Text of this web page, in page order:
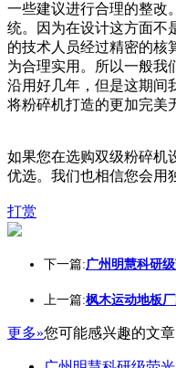
一些建议进行合理的整改
统。因为在设计这方面不
的技术人员经过精密的核
为合理实用。所以一般我
沿用好几年，但是这期间
将粉碎机打造的更加完美
如果您在选购双级粉碎机
优选。我们也相信您会用
打赏
下一篇:广州明慧科研
上一篇:枫木运动地板
更多»您可能感兴趣的文